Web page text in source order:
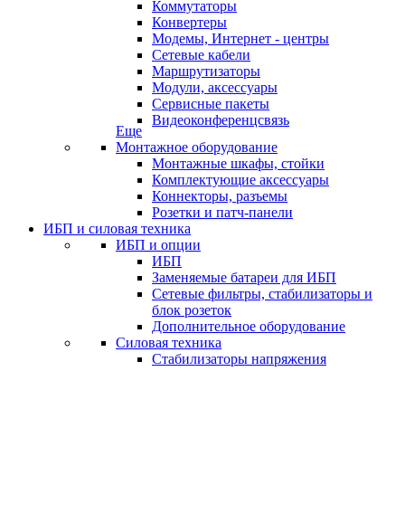
Коммутаторы
Конвертеры
Модемы, Интернет - центры
Сетевые кабели
Маршрутизаторы
Модули, аксессуары
Сервисные пакеты
Видеоконференцсвязь
Еще
Монтажное оборудование
Монтажные шкафы, стойки
Комплектующие аксессуары
Коннекторы, разъемы
Розетки и патч-панели
ИБП и силовая техника
ИБП и опции
ИБП
Заменяемые батареи для ИБП
Сетевые фильтры, стабилизаторы и
блок розеток
Дополнительное оборудование
Силовая техника
Стабилизаторы напряжения